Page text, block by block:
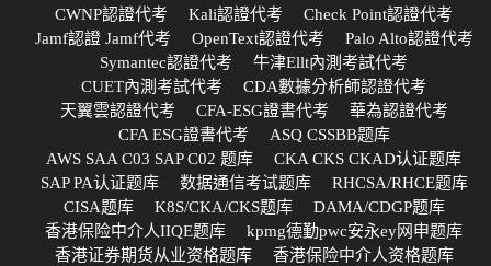
CWNP認證代考
Kali認證代考
Check Point認證代考
Jamf認證 Jamf代考
OpenText認證代考
Palo Alto認證代考
Symantec認證代考
牛津Ellt內測考試代考
CUET內測考試代考
CDA數據分析師認證代考
天翼雲認證代考
CFA-ESG證書代考
華為認證代考
CFA ESG證書代考
ASQ CSSBB题库
AWS SAA C03 SAP C02 题库
CKA CKS CKAD认证题库
SAP PA认证题库
数据通信考试题库
RHCSA/RHCE题库
CISA题库
K8S/CKA/CKS题库
DAMA/CDGP题库
香港保险中介人IIQE题库
kpmg德勤pwc安永ey网申题库
香港证券期货从业资格题库
香港保险中介人资格题库